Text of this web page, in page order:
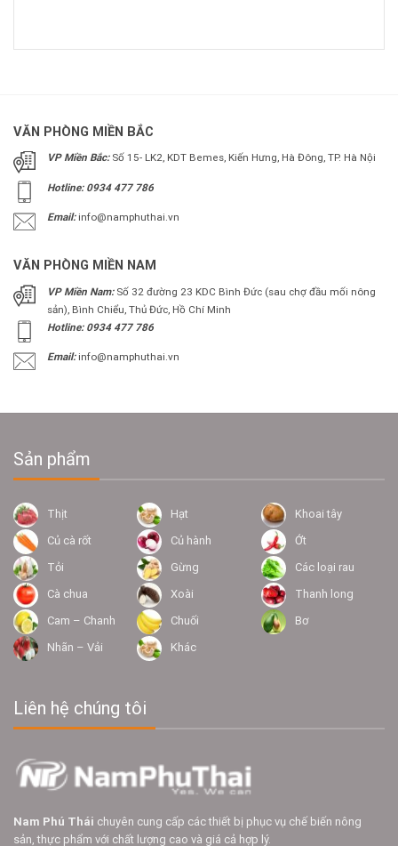
VĂN PHÒNG MIỀN BẮC
VP Miền Bắc:Số 15- LK2, KDT Bemes, Kiến Hưng, Hà Đông, TP. Hà Nội
Hotline: 0934 477 786
Email: info@namphuthai.vn
VĂN PHÒNG MIỀN NAM
VP Miền Nam:Số 32 đường 23 KDC Bình Đức (sau chợ đầu mối nông
sản), Bình Chiểu, Thủ Đức, Hồ Chí Minh
Hotline: 0934 477 786
Email:info@namphuthai.vn
Sản phẩm
Thịt Hạt
Khoai tây
Củ cà rốt
Củ hành
Ớt
Tỏi
Gừng
Các loại rau
Cà chua
Xoài
Thanh long
Cam – Chanh
Chuối
Bơ
Nhãn – Vải
Khác
Liên hệ chúng tôi
Nam Phú Thái chuyên cung cấp các thiết bị phục vụ chế biến nông
sản, thực phẩm với chất lượng cao và giá cả hợp lý.